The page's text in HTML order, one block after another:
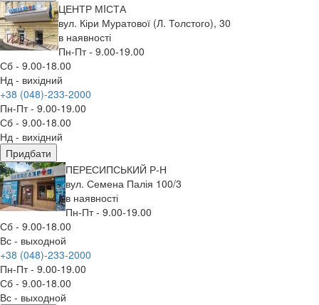
ЦЕНТР МIСТА
вул. Кіри Муратової (Л. Толстого), 30
в наявності
Пн-Пт - 9.00-19.00
Сб - 9.00-18.00
Нд - вихідний
+38 (048)-233-2000
Пн-Пт - 9.00-19.00
Сб - 9.00-18.00
Нд - вихідний
Придбати
ПЕРЕСИПСЬКИЙ Р-Н
вул. Семена Палія 100/3
в наявності
Пн-Пт - 9.00-19.00
Сб - 9.00-18.00
Вс - выходной
+38 (048)-233-2000
Пн-Пт - 9.00-19.00
Сб - 9.00-18.00
Вс - выходной